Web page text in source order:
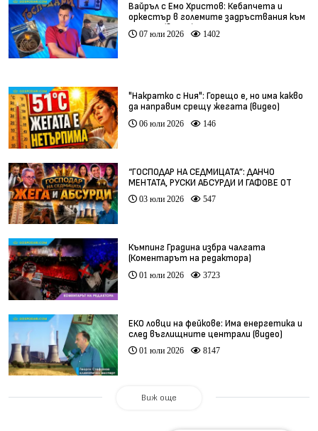
Вайръл с Емо Христов: Кебапчета и
оркестър в големите задръствания към
морето (видео)
07 юли 2026 1402
"Накратко с Ния": Горещо е, но има какво
да направим срещу жегата (видео)
06 юли 2026 146
“ГОСПОДАР НА СЕДМИЦАТА”: ДАНЧО
МЕНТАТА, РУСКИ АБСУРДИ И ГАФОВЕ ОТ
ЦЯЛ СВЯТ
03 юли 2026 547
Къмпинг Градина избра чалгата
(Коментарът на редактора)
01 юли 2026 3723
ЕКО ловци на фейкове: Има енергетика и
след въглищните централи (видео)
01 юли 2026 8147
Виж още